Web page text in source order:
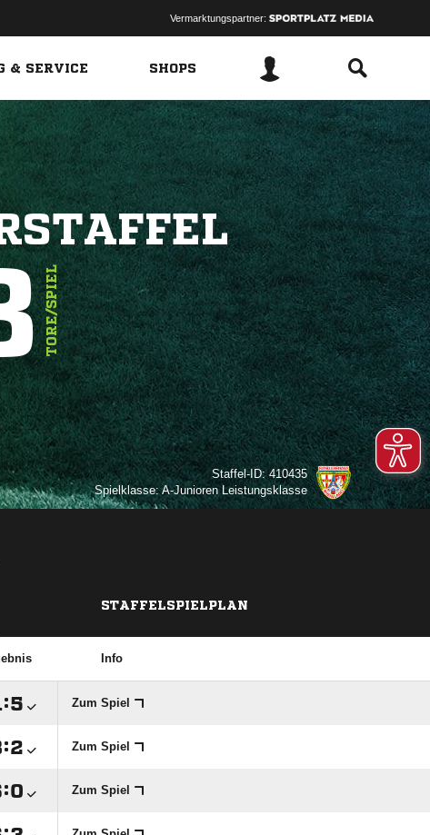
Vermarktungspartner:
& SERVICE SHOPS
TORE/SPIEL
Staffel-ID: 410435
Spielklasse: A-Junioren Leistungsklasse
STAFFELSPIELPLAN
Info
: Zum Spiel
: Zum Spiel
: Zum Spiel